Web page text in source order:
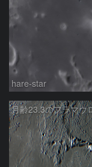
hare-star
月齢23.3のフラマウ